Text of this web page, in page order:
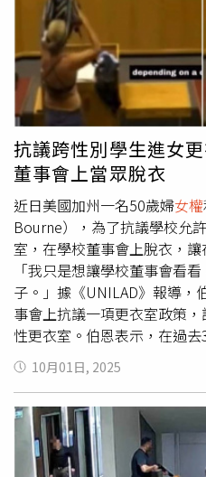
查，本應依循法定期限及相
本案調查逾半年，後續將函
討改進，儘速審議本案調查
程。
「約克公爵夫人」（
專業領域多以本名「莎拉·
透露，她未來也將全面使用
仍保持友好關係的他們，將
Castle，王室的家族城堡）
Lodge）。雖然該物業屬於
Estate），但安德魯與之簽有
影響。據悉，安德魯王子將不
活動；但他與莎拉生的2位女
Beatrice）與尤金妮公主（
受影響。自出生起，安德魯
Royal Highness）。1986年
故伊莉莎白二世女王（
克公爵」（Duke of York）
Inverness）及「基利萊男爵
銜。「約克公爵」一職為歷代
追溯至1474年愛德華四世（
父親喬治六世（King George
爵。安德魯同時也是「嘉德
騎士，但近年未再出席每年6
（Garter Day）典禮。如今
也使外界再度聚焦他與已故
抗議跨性別學生進女
董事會上當眾脫衣
近日美國加州一名50歲婦女權
Bourne），為了抗議學校允
室，在學校董事會上脫衣，
「我只是想讓學校董事會看
子。」據《UNILAD》報導，
事會上抗議一項更衣室政策
性更衣室。伯恩表示，在過
議抗議這政策，而這次她採
露出泳裝，稱如果允許跨性
尷尬。伯恩指出，「我們要
我給你們展示一下，當我脫衣
年人都覺得看50歲的女人脫
衣室裡會覺得舒服呢？當伯
10月01日, 2025